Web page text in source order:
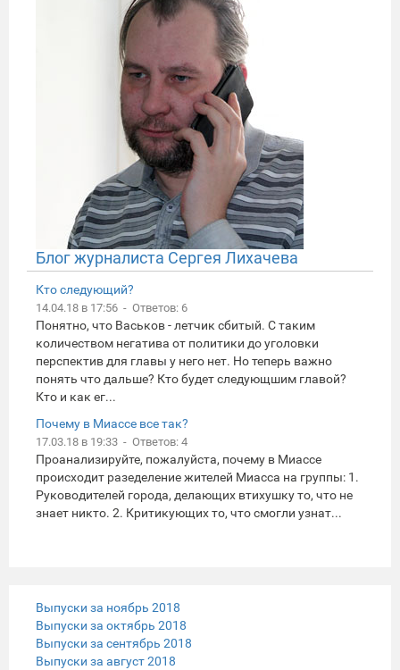
Блог журналиста Сергея Лихачева
Кто следующий?
14.04.18 в 17:56 - Ответов: 6
Понятно, что Васьков - летчик сбитый. С таким
количеством негатива от политики до уголовки
перспектив для главы у него нет. Но теперь важно
понять что дальше? Кто будет следующшим главой?
Кто и как ег...
Почему в Миассе все так?
17.03.18 в 19:33 - Ответов: 4
Проанализируйте, пожалуйста, почему в Миассе
происходит разеделение жителей Миасса на группы: 1.
Руководителей города, делающих втихушку то, что не
знает никто. 2. Критикующих то, что смогли узнат...
Выпуски за ноябрь 2018
Выпуски за октябрь 2018
Выпуски за сентябрь 2018
Выпуски за август 2018